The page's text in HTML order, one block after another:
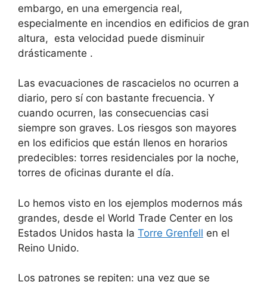
embargo, en una emergencia real,
especialmente en incendios en edificios de gran
altura, esta velocidad puede disminuir
drásticamente .
Las evacuaciones de rascacielos no ocurren a
diario, pero sí con bastante frecuencia. Y
cuando ocurren, las consecuencias casi
siempre son graves. Los riesgos son mayores
en los edificios que están llenos en horarios
predecibles: torres residenciales por la noche,
torres de oficinas durante el día.
Lo hemos visto en los ejemplos modernos más
grandes, desde el World Trade Center en los
Estados Unidos hasta la Torre Grenfell en el
Reino Unido.
Los patrones se repiten: una vez que se